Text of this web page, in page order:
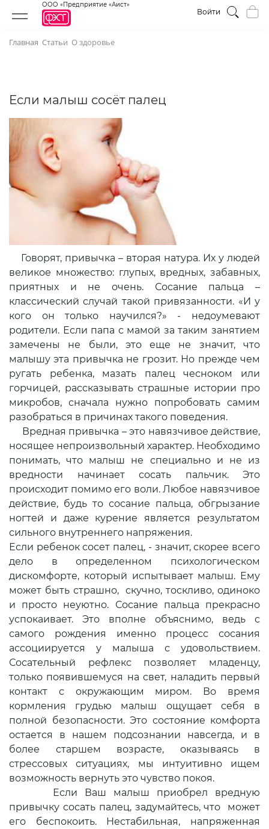
ООО «Предприятие «Аист»
Войти
Главная Статьи О здоровье
Если малыш сосёт палец
Говорят, привычка – вторая натура. Их у людей
великое множество: глупых, вредных, забавных,
приятных и не очень. Сосание пальца –
классический случай такой привязанности. «И у
кого он только научился?» - недоумевают
родители. Если папа с мамой за таким занятием
замечены не были, это еще не значит, что
малышу эта привычка не грозит. Но прежде чем
ругать ребенка, мазать палец чесноком или
горчицей, рассказывать страшные истории про
микробов, сначала нужно попробовать самим
разобраться в причинах такого поведения.
Вредная привычка – это навязчивое действие,
носящее непроизвольный характер. Необходимо
понимать, что малыш не специально и не из
вредности начинает сосать пальчик. Это
происходит помимо его воли. Любое навязчивое
действие, будь то сосание пальца, обгрызание
ногтей и даже курение является результатом
сильного внутреннего напряжения.
Если ребенок сосет палец, - значит, скорее всего
дело в определенном психологическом
дискомфорте, который испытывает малыш. Ему
может быть страшно, скучно, тоскливо, одиноко
и просто неуютно. Сосание пальца прекрасно
успокаивает. Это вполне объяснимо, ведь с
самого рождения именно процесс сосания
ассоциируется у малыша с удовольствием.
Сосательный рефлекс позволяет младенцу,
только появившемуся на свет, наладить первый
контакт с окружающим миром. Во время
кормления грудью малыш ощущает себя в
полной безопасности. Это состояние комфорта
остается в нашем подсознании навсегда, и в
более старшем возрасте, оказываясь в
стрессовых ситуациях, мы интуитивно ищем
возможность вернуть это чувство покоя.
Если Ваш малыш приобрел вредную
привычку сосать палец, задумайтесь, что может
его беспокоить. Нестабильная, напряженная